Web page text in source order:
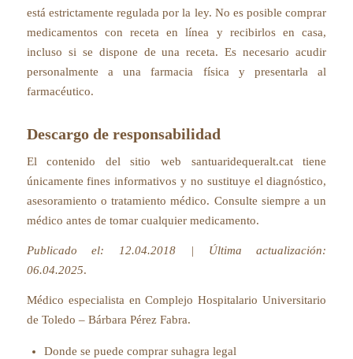
está estrictamente regulada por la ley. No es posible comprar
medicamentos con receta en línea y recibirlos en casa,
incluso si se dispone de una receta. Es necesario acudir
personalmente a una farmacia física y presentarla al
farmacéutico.
Descargo de responsabilidad
El contenido del sitio web santuaridequeralt.cat tiene
únicamente fines informativos y no sustituye el diagnóstico,
asesoramiento o tratamiento médico. Consulte siempre a un
médico antes de tomar cualquier medicamento.
Publicado el: 12.04.2018 | Última actualización:
06.04.2025.
Médico especialista en Complejo Hospitalario Universitario
de Toledo – Bárbara Pérez Fabra.
Donde se puede comprar suhagra legal